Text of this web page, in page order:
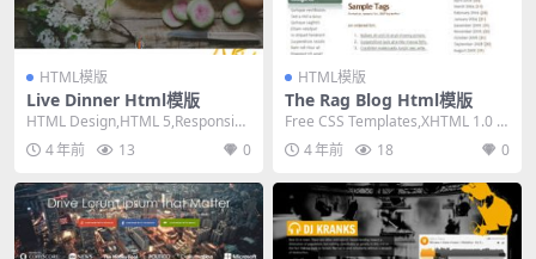
HTML模版
Live Dinner Html模版
HTML Design,HTML 5,Responsiv
e, 3 Columns...
4 年前 13 0
HTML模版
The Rag Blog Html模版
Free CSS Templates,XHTML 1.0 St
rict,Fixe...
4 年前 18 0